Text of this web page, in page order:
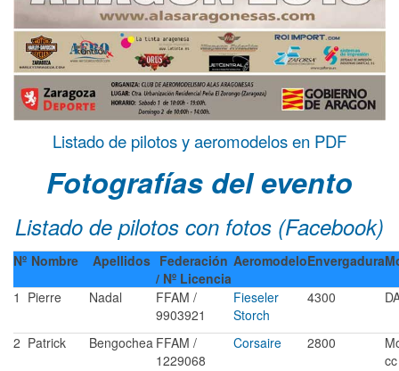
Listado de pilotos y aeromodelos en PDF
Fotografías del evento
Listado de pilotos con fotos (Facebook)
Nº Nombre Apellidos Federación
/ Nº Licencia
AeromodeloEnvergadura
1 Pierre Nadal
FFAM /
9903921
Fieseler
Storch
4300
2 Patrick Bengochea FFAM /
1229068
Corsaire 2800
cc